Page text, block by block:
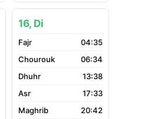
16, Di
04:35
06:34
13:38
17:33
20:42